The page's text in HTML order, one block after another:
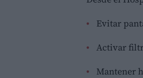
Evitar
Activar
Mantener